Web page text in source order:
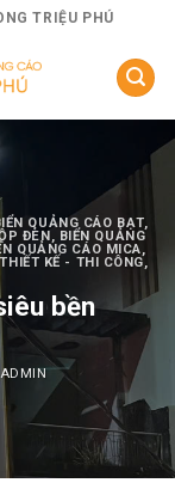
TRIỆU PHÚ
QUẢNG CÁO BẠT,
ĐÈN , BIỂN QUẢNG
QUẢNG CÁO MICA,
THIẾT KẾ - THI CÔNG,
bền
ADMIN